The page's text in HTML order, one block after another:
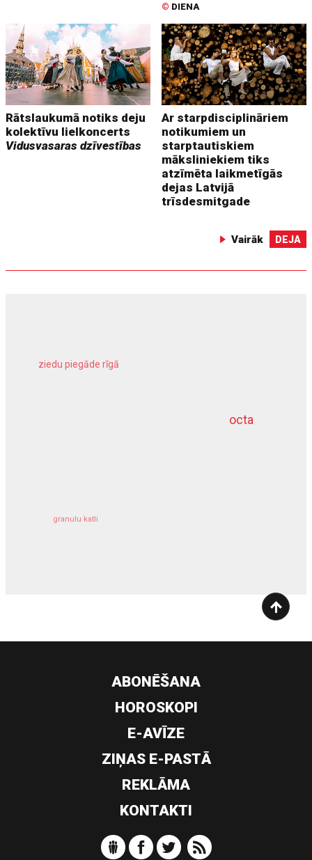
© DIENA
Rātslaukumā notiks deju
kolektīvu lielkoncerts
Vidusvasaras dzīvestības
Ar starpdisciplināriem
notikumiem un
starptautiskiem
māksliniekiem tiks
atzīmēta laikmetīgās
dejas Latvijā
trīsdesmitgade
Vairāk DEJA
octa
ziedu piegāde rīgā
granulu katli
dziļurbums
ABONĒŠANA
HOROSKOPI
E-AVĪZE
ZIŅAS E-PASTĀ
REKLĀMA
KONTAKTI